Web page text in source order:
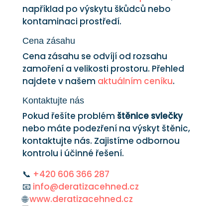
například po výskytu škůdců nebo
kontaminaci prostředí.
Cena zásahu
Cena zásahu se odvíjí od rozsahu
zamoření a velikosti prostoru. Přehled
najdete v našem aktuálním ceníku.
Kontaktujte nás
Pokud řešíte problém štěnice svlečky
nebo máte podezření na výskyt štěnic,
kontaktujte nás. Zajistíme odbornou
kontrolu i účinné řešení.
📞 +420 606 366 287
📧 info@deratizacehned.cz
🌐www.deratizacehned.cz